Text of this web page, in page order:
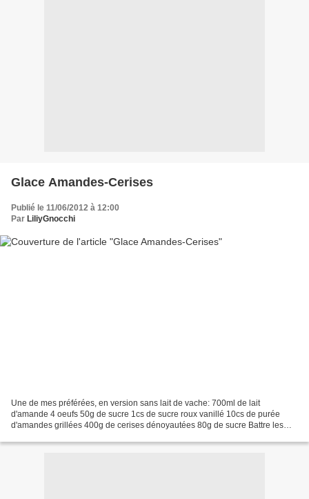
Glace Amandes-Cerises
Publié le 11/06/2012 à 12:00
Par LiliyGnocchi
Une de mes préférées, en version sans lait de vache: 700ml de lait
d'amande 4 oeufs 50g de sucre 1cs de sucre roux vanillé 10cs de purée
d'amandes grillées 400g de cerises dénoyautées 80g de sucre Battre les